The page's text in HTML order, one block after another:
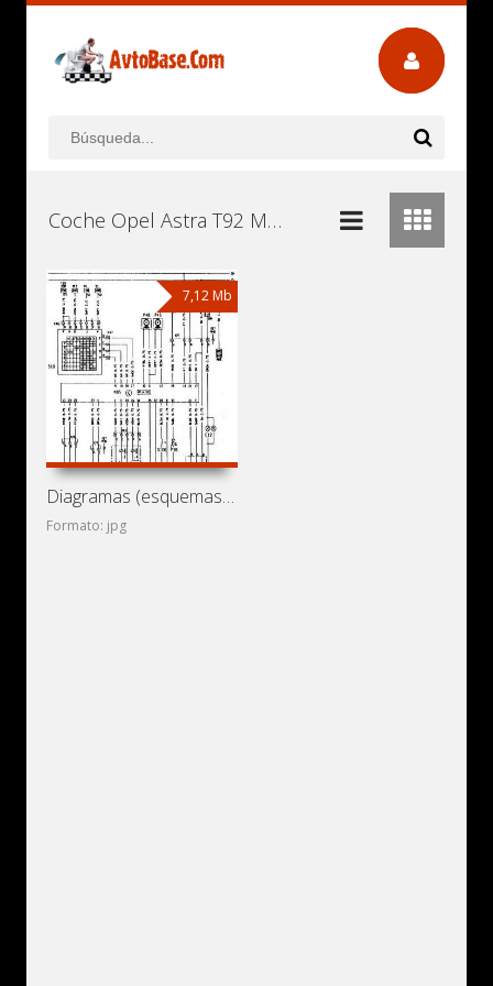
Coche Opel Astra T92 Manuales de Usuario, Manuales de Instrucciones (Reparación) y Mantenimiento Descargar Gratis
7,12 Mb
Diagramas (esquemas) eléctricos de coche Opel Astra F (Opel
Formato: jpg